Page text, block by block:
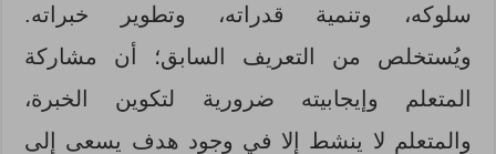
سلوكه، وتنمية قدراته، وتطوير خبراته.
ويُستخلص من التعريف السابق؛ أن مشاركة
المتعلم وإيجابيته ضرورية لتكوين الخبرة،
والمتعلم لا ينشط إلا في وجود هدف يسعى إلى